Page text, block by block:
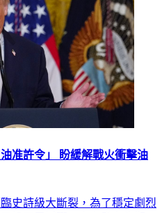
准許令」 盼緩解戰火衝擊油
史詩級大斷裂，為了穩定劇烈